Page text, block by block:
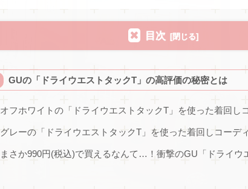
目次
GUの「ドライウエストタックT」の高評価の秘密とは
オフホワイトの「ドライウエストタックT」を使った着回し
グレーの「ドライウエストタックT」を使った着回しコーデ
まさか990円(税込)で買えるなんて…！衝撃のGU「ドライウ